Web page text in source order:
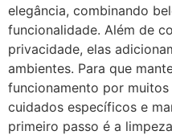
elegância, combinando
funcionalidade. Além de
privacidade, elas
ambientes. Para que
funcionamento por
cuidados específicos e
primeiro passo é a